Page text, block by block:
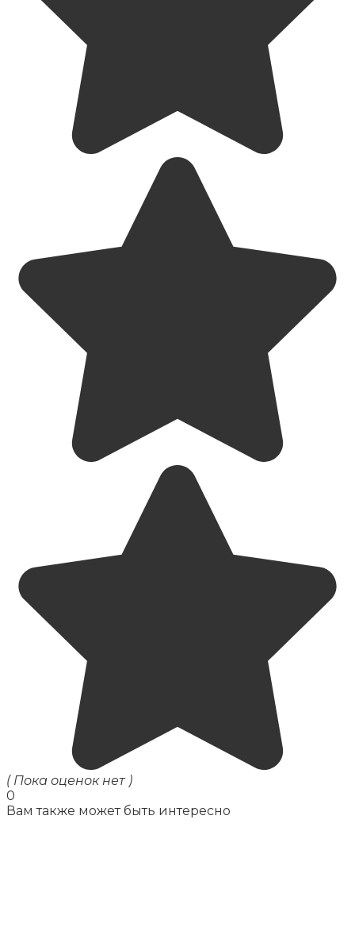
( Пока оценок нет )
0
Вам также может быть интересно